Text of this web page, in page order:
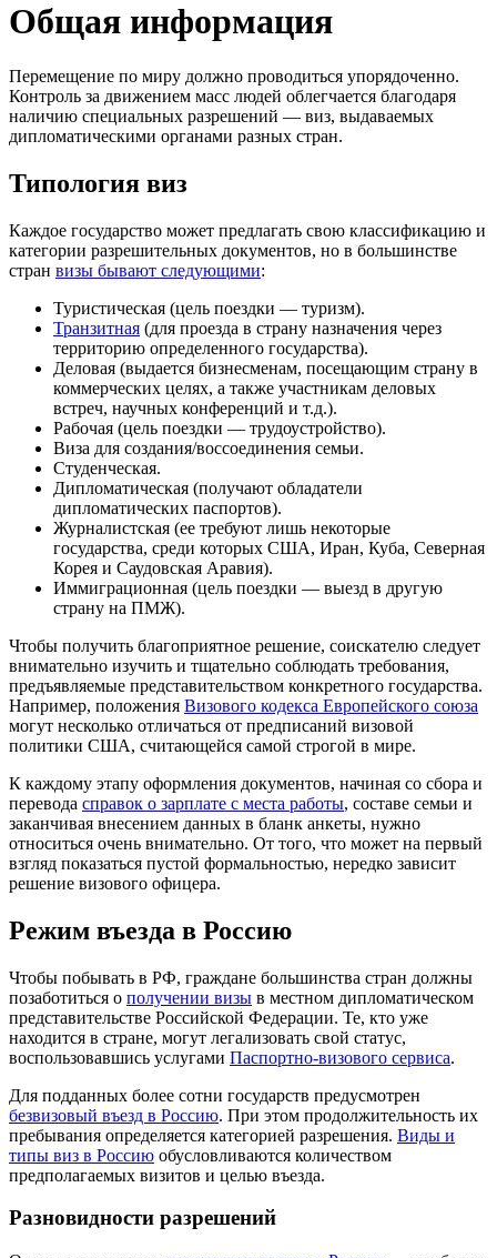
Общая информация
Перемещение по миру должно проводиться упорядоченно.
Контроль за движением масс людей облегчается благодаря
наличию специальных разрешений — виз, выдаваемых
дипломатическими органами разных стран.
Типология виз
Каждое государство может предлагать свою классификацию и
категории разрешительных документов, но в большинстве
стран визы бывают следующими:
Туристическая (цель поездки — туризм).
Транзитная (для проезда в страну назначения через
территорию определенного государства).
Деловая (выдается бизнесменам, посещающим страну в
коммерческих целях, а также участникам деловых
встреч, научных конференций и т.д.).
Рабочая (цель поездки — трудоустройство).
Виза для создания/воссоединения семьи.
Студенческая.
Дипломатическая (получают обладатели
дипломатических паспортов).
Журналистская (ее требуют лишь некоторые
государства, среди которых США, Иран, Куба, Северная
Корея и Саудовская Аравия).
Иммиграционная (цель поездки — выезд в другую
страну на ПМЖ).
Чтобы получить благоприятное решение, соискателю следует
внимательно изучить и тщательно соблюдать требования,
предъявляемые представительством конкретного государства.
Например, положения Визового кодекса Европейского союза
могут несколько отличаться от предписаний визовой
политики США, считающейся самой строгой в мире.
К каждому этапу оформления документов, начиная со сбора и
перевода справок о зарплате с места работы, составе семьи и
заканчивая внесением данных в бланк анкеты, нужно
относиться очень внимательно. От того, что может на первый
взгляд показаться пустой формальностью, нередко зависит
решение визового офицера.
Режим въезда в Россию
Чтобы побывать в РФ, граждане большинства стран должны
позаботиться о получении визы в местном дипломатическом
представительстве Российской Федерации. Те, кто уже
находится в стране, могут легализовать свой статус,
воспользовавшись услугами Паспортно-визового сервиса.
Для подданных более сотни государств предусмотрен
безвизовый въезд в Россию. При этом продолжительность их
пребывания определяется категорией разрешения. Виды и
типы виз в Россию обусловливаются количеством
предполагаемых визитов и целью въезда.
Разновидности разрешений